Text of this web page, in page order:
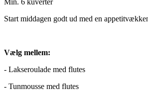
Start middagen godt ud med en
Vælg mellem:
- Lakseroulade med flutes
- Tunmousse med flutes